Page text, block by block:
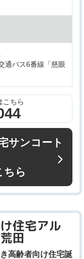
通バス6番線「慈眼
こちら
サンコート
ちら
住宅アル
田
高齢者向け住宅誕